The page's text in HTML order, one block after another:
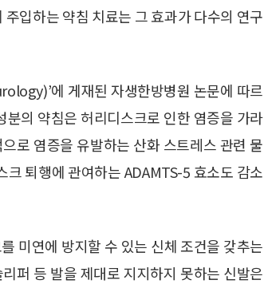
입하는 약침 치료는 그 효과가 다수의 연구
에 게재된 자생한방병원 논문에 따르
의 약침은 허리디스크로 인한 염증을 가라
로 염증을 유발하는 산화 스트레스 관련 물
퇴행에 관여하는 ADAMTS-5 효소도 감소
미연에 방지할 수 있는 신체 조건을 갖추는
퍼 등 발을 제대로 지지하지 못하는 신발은